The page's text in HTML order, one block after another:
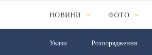
НОВИНИ ФОТО
Укази Розпорядження